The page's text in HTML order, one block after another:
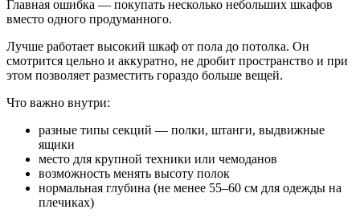
Главная ошибка — покупать несколько небольших шкафов
вместо одного продуманного.
Лучше работает высокий шкаф от пола до потолка. Он
смотрится цельно и аккуратно, не дробит пространство и при
этом позволяет разместить гораздо больше вещей.
Что важно внутри:
разные типы секций — полки, штанги, выдвижные
ящики
место для крупной техники или чемоданов
возможность менять высоту полок
нормальная глубина (не менее 55–60 см для одежды на
плечиках)